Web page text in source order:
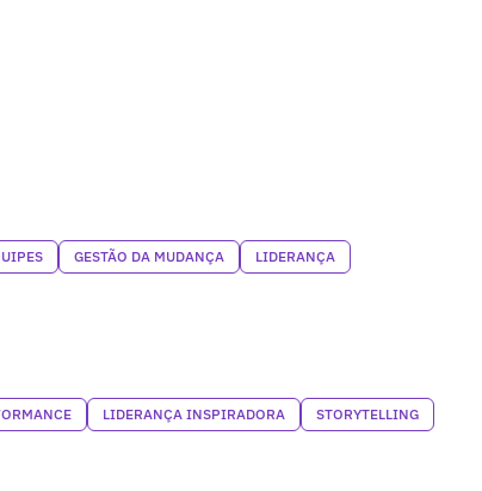
GESTÃO DA MUDANÇA
LIDERANÇA
LIDERANÇA INSPIRADORA STORYTELLING